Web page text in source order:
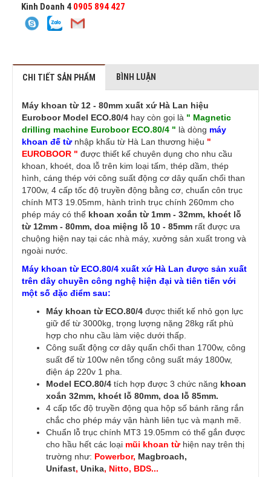
Kinh Doanh 4 0905 894 427
CHI TIẾT SẢN PHẨM BÌNH LUẬN
Máy khoan từ 12 - 80mm xuất xứ Hà Lan hiệu
Euroboor Model ECO.80/4 hay còn gọi là " Magnetic
drilling machine Euroboor ECO.80/4 " là dòng máy
khoan đế từnhập khẩu từ Hà Lan thương hiệu "
EUROBOOR " được thiết kế chuyên dụng cho nhu cầu
khoan, khoét, doa lỗ trên kim loại tấm, thép dầm, thép
hình, cáng thép với công suất động cơ dây quấn chổi than
1700w, 4 cấp tốc độ truyền động bằng cơ, chuẩn côn trục
chính MT3 19.05mm, hành trình trục chính 260mm cho
phép máy có thể khoan xoắn từ 1mm - 32mm, khoét lỗ
từ 12mm - 80mm, doa miệng lỗ 10 - 85mm rất được ưa
chuộng hiện nay tại các nhà máy, xưởng sản xuất trong và
ngoài nước.
Máy khoan từ ECO.80/4 xuất xứ Hà Lan được sản xuất
trên dây chuyền công nghệ hiện đại và tiên tiến với
một số đặc điểm sau:
Máy khoan từ ECO.80/4 được thiết kế nhỏ gọn lực
giữ đế từ 3000kg, trọng lượng nặng 28kg rất phù
hợp cho nhu cầu làm việc dưới thấp.
Công suất động cơ dây quấn chổi than 1700w, công
suất đế từ 100w nên tổng công suất máy 1800w,
điện áp 220v 1 pha.
Model ECO.80/4 tích hợp được 3 chức năng khoan
xoắn 32mm, khoét lỗ 80mm, doa lỗ 85mm.
4 cấp tốc độ truyền động qua hộp số bánh răng rắn
chắc cho phép máy vận hành liên tục và mạnh mẽ.
Chuẩn lỗ trục chính MT3 19.05mm có thể gắn được
cho hầu hết các loại mũi khoan từhiện nay trên thị
trường như: Powerbor, Magbroach,
Unifast, Unika, Nitto, BDS...